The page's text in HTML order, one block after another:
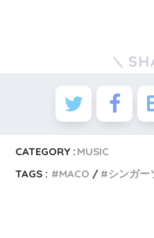
CATEGORY : MUSIC
TAGS :
MACO シンガー